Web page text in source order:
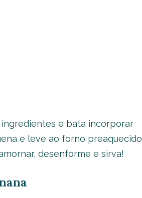
e bata incorporar
e leve ao forno preaquecido
desenforme e sirva!